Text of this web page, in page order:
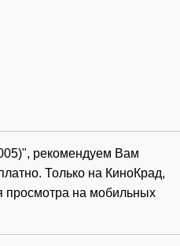
рекомендуем Вам
Только на КиноКрад,
просмотра на мобильных